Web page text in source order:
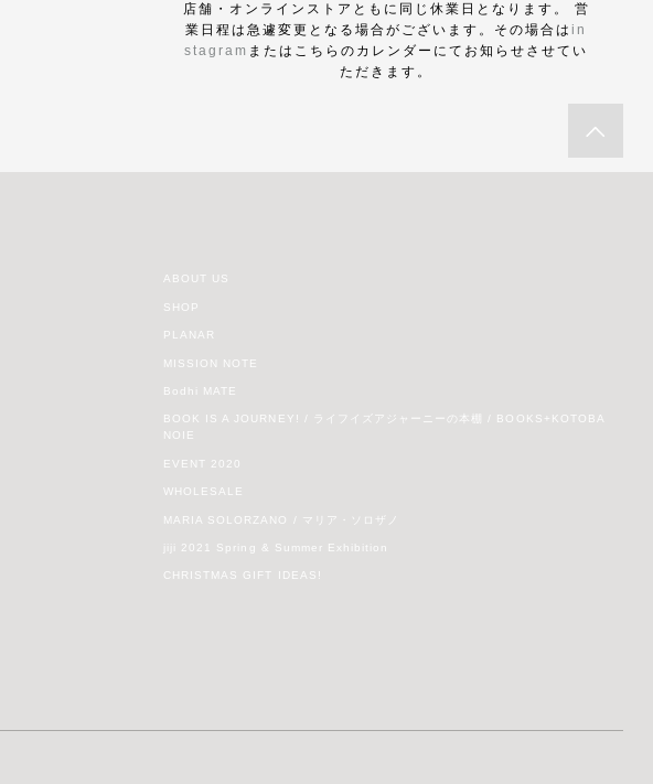
店舗・オンラインストアともに同じ休業日となります。 営
業日程は急遽変更となる場合がございます。その場合はin
stagram またはこちらのカレンダーにてお知らせさせてい
ただきます。
ABOUT US
SHOP
PLANAR
MISSION NOTE
Bodhi MATE
BOOK IS A JOURNEY! / ライフイズアジャーニーの本棚 / BOOKS+KOTOBA
NOIE
EVENT 2020
WHOLESALE
MARIA SOLORZANO / マリア・ソロザノ
jiji 2021 Spring & Summer Exhibition
CHRISTMAS GIFT IDEAS!